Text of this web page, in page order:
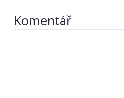
Komentář